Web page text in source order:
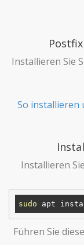
Installieren Sie
So installieren
Installieren
sudo
Führen Sie